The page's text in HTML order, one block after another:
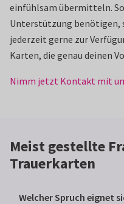
einfühlsam übermitteln.
Unterstützung benötigen,
jederzeit gerne zur
Karten, die genau deinen
Nimm jetzt Kontakt mit
Meist gestellte
Trauerkarten
Welcher Spruch eignet